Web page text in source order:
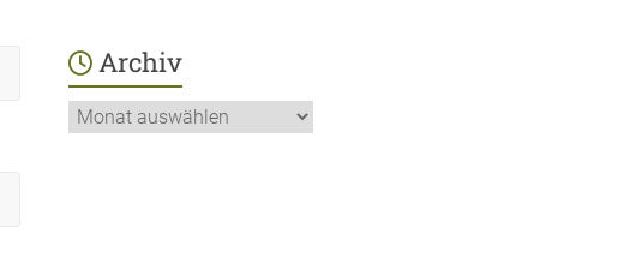
Archiv
Archiv